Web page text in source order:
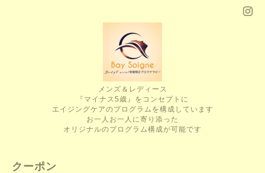
メンズ＆レディース
『マイナス5歳』をコンセプトに
エイジングケアのプログラムを構成しています
お一人お一人に寄り添った
オリジナルのプログラム構成が可能です
クーポン